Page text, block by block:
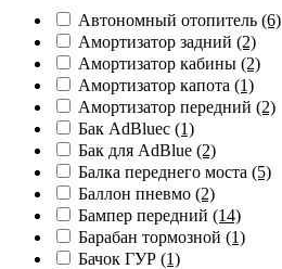
Автономный отопитель (6)
Амортизатор задний (2)
Амортизатор кабины (2)
Амортизатор капота (1)
Амортизатор передний (2)
Бак AdBlueс (1)
Бак для AdBlue (2)
Балка переднего моста (5)
Баллон пневмо (2)
Бампер передний (14)
Барабан тормозной (1)
Бачок ГУР (1)